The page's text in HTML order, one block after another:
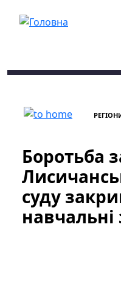
Боротьба
суду